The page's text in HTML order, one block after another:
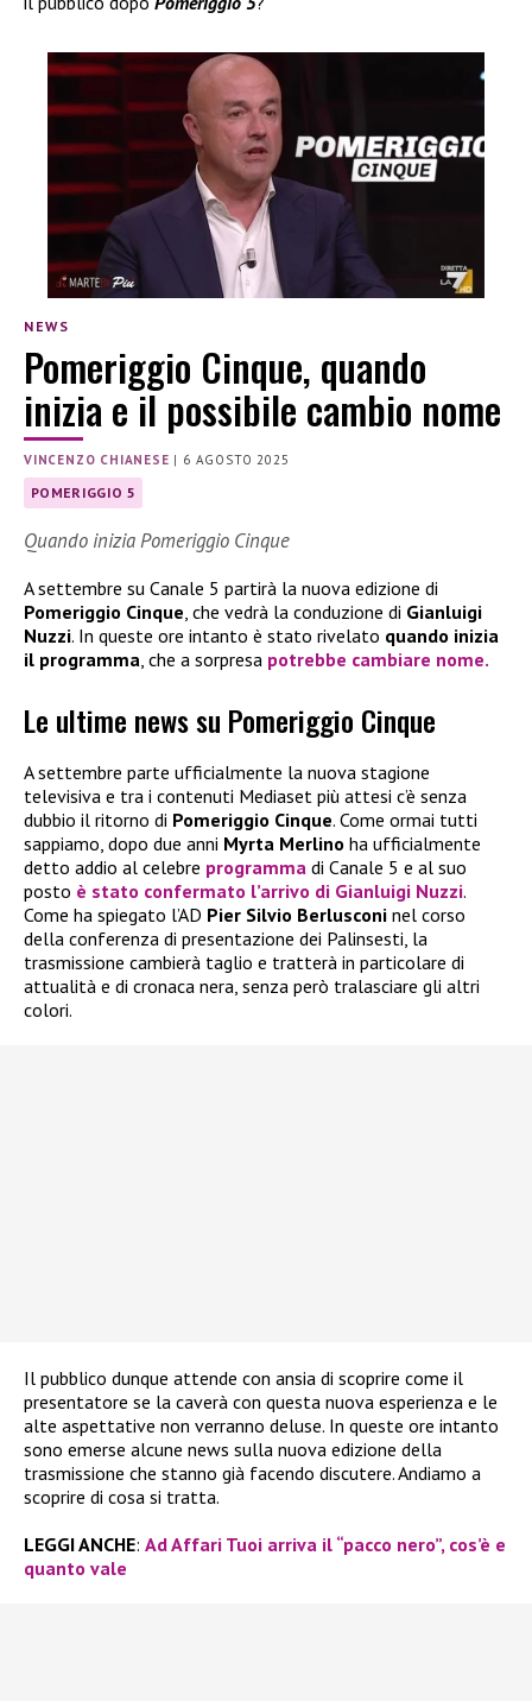
NEWS
Pomeriggio Cinque, quando
inizia e il possibile cambio nome
VINCENZO CHIANESE | 6 AGOSTO 2025
POMERIGGIO 5
Quando inizia Pomeriggio Cinque
A settembre su Canale 5 partirà la nuova edizione di
Pomeriggio Cinque, che vedrà la conduzione di Gianluigi
Nuzzi. In queste ore intanto è stato rivelato quando inizia
il programma, che a sorpresa potrebbe cambiare nome.
Le ultime news su Pomeriggio Cinque
A settembre parte ufficialmente la nuova stagione
televisiva e tra i contenuti Mediaset più attesi c’è senza
dubbio il ritorno di Pomeriggio Cinque. Come ormai tutti
sappiamo, dopo due anni Myrta Merlino ha ufficialmente
detto addio al celebre programma di Canale 5 e al suo
posto è stato confermato l’arrivo di Gianluigi Nuzzi.
Come ha spiegato l’AD Pier Silvio Berlusconi nel corso
della conferenza di presentazione dei Palinsesti, la
trasmissione cambierà taglio e tratterà in particolare di
attualità e di cronaca nera, senza però tralasciare gli altri
colori.
Il pubblico dunque attende con ansia di scoprire come il
presentatore se la caverà con questa nuova esperienza e le
alte aspettative non verranno deluse. In queste ore intanto
sono emerse alcune news sulla nuova edizione della
trasmissione che stanno già facendo discutere. Andiamo a
scoprire di cosa si tratta.
LEGGI ANCHE: Ad Affari Tuoi arriva il “pacco nero”, cos’è e
quanto vale